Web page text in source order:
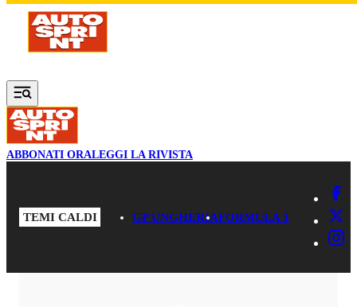
Vai al contenuto principale
ABBONATI ORALEGGI LA RIVISTA
TEMI CALDI GP UNGHERIAFORMULA 1